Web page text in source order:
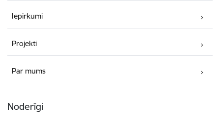
Iepirkumi
Projekti
Par mums
Noderīgi